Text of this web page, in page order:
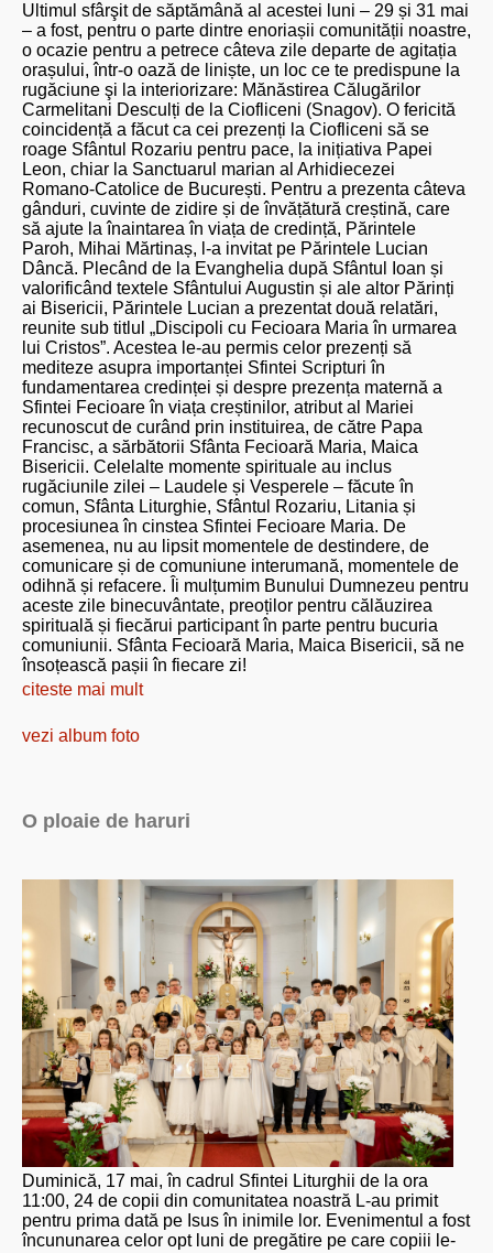
Ultimul sfârşit de săptămână al acestei luni – 29 și 31 mai
– a fost, pentru o parte dintre enoriașii comunității noastre,
o ocazie pentru a petrece câteva zile departe de agitația
orașului, într-o oază de liniște, un loc ce te predispune la
rugăciune şi la interiorizare: Mănăstirea Călugărilor
Carmelitani Desculți de la Ciofliceni (Snagov). O fericită
coincidență a făcut ca cei prezenți la Ciofliceni să se
roage Sfântul Rozariu pentru pace, la inițiativa Papei
Leon, chiar la Sanctuarul marian al Arhidiecezei
Romano-Catolice de București. Pentru a prezenta câteva
gânduri, cuvinte de zidire și de învățătură creștină, care
să ajute la înaintarea în viața de credință, Părintele
Paroh, Mihai Mărtinaș, l-a invitat pe Părintele Lucian
Dâncă. Plecând de la Evanghelia după Sfântul Ioan și
valorificând textele Sfântului Augustin și ale altor Părinți
ai Bisericii, Părintele Lucian a prezentat două relatări,
reunite sub titlul „Discipoli cu Fecioara Maria în urmarea
lui Cristos”. Acestea le-au permis celor prezenți să
mediteze asupra importanței Sfintei Scripturi în
fundamentarea credinței și despre prezența maternă a
Sfintei Fecioare în viața creștinilor, atribut al Mariei
recunoscut de curând prin instituirea, de către Papa
Francisc, a sărbătorii Sfânta Fecioară Maria, Maica
Bisericii. Celelalte momente spirituale au inclus
rugăciunile zilei – Laudele și Vesperele – făcute în
comun, Sfânta Liturghie, Sfântul Rozariu, Litania și
procesiunea în cinstea Sfintei Fecioare Maria. De
asemenea, nu au lipsit momentele de destindere, de
comunicare și de comuniune interumană, momentele de
odihnă și refacere. Îi mulțumim Bunului Dumnezeu pentru
aceste zile binecuvântate, preoților pentru călăuzirea
spirituală și fiecărui participant în parte pentru bucuria
comuniunii. Sfânta Fecioară Maria, Maica Bisericii, să ne
însoțească pașii în fiecare zi!
citeste mai mult
vezi album foto
O ploaie de haruri
Duminică, 17 mai, în cadrul Sfintei Liturghii de la ora
11:00, 24 de copii din comunitatea noastră L-au primit
pentru prima dată pe Isus în inimile lor. Evenimentul a fost
încununarea celor opt luni de pregătire pe care copiii le-